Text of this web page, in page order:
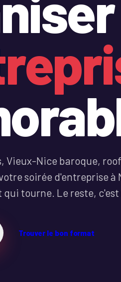
Vieux-Nice baroque,
soirée d'entreprise à
tourne. Le reste, c'est
Trouver le bon format